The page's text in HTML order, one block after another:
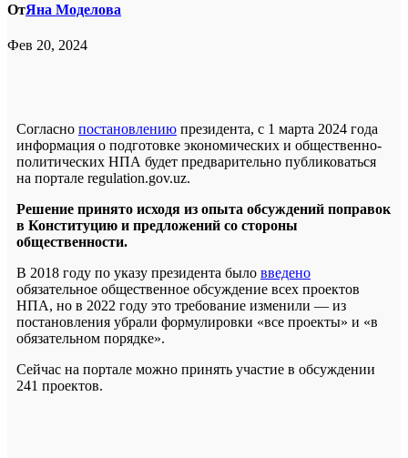
ОтЯна Моделова
Фев 20, 2024
Согласно постановлению президента, c 1 марта 2024 года
информация о подготовке экономических и общественно-
политических НПА будет предварительно публиковаться
на портале regulation.gov.uz.
Решение принято исходя из опыта обсуждений поправок
в Конституцию и предложений со стороны
общественности.
В 2018 году по указу президента было введено
обязательное общественное обсуждение всех проектов
НПА, но в 2022 году это требование изменили — из
постановления убрали формулировки «все проекты» и «в
обязательном порядке».
Сейчас на портале можно принять участие в обсуждении
241 проектов.